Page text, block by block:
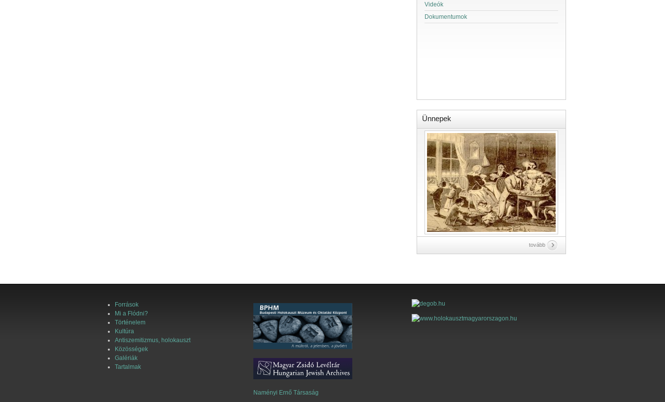
Videók
Dokumentumok
Ünnepek
tovább
Források
Mi a Flódni?
Történelem
Kultúra
Antiszemitizmus, holokauszt
Közösségek
Galériák
Tartalmak
Naményi Ernő Társaság